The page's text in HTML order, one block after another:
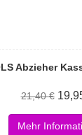
Abzieher
21,40 €
Mehr